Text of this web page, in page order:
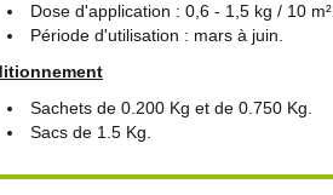
Dose d'application : 0,6 - 1,5 kg / 10 m².
Période d'utilisation : mars à juin.
Sachets de 0.200 Kg et de 0.750 Kg.
Sacs de 1.5 Kg.